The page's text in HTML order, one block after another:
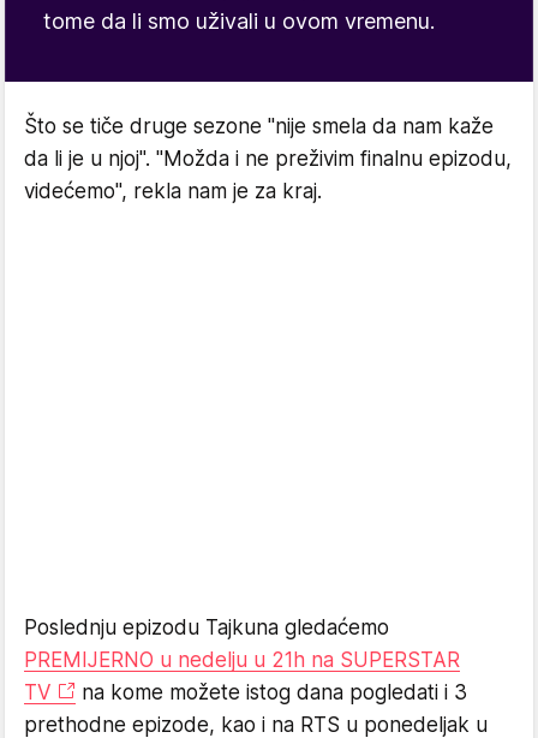
tome da li smo uživali u ovom vremenu.
Što se tiče druge sezone "nije smela da nam kaže
da li je u njoj". "Možda i ne preživim finalnu epizodu,
videćemo", rekla nam je za kraj.
Poslednju epizodu Tajkuna gledaćemo
PREMIJERNO u nedelju u 21h na SUPERSTAR
TV
na kome možete istog dana pogledati i 3
prethodne epizode, kao i na RTS u ponedeljak u